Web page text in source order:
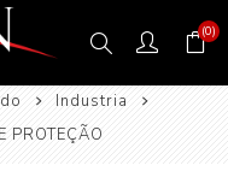
(0)
Industria
PROTEÇÃO